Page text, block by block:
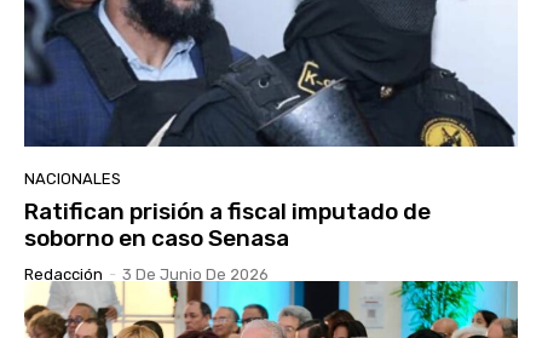
NACIONALES
Ratifican prisión a fiscal imputado de
soborno en caso Senasa
Redacción - 3 De Junio De 2026